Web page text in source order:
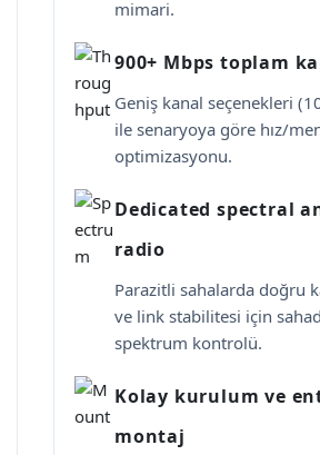
mimari.
900+ Mbps toplam
Geniş kanal seçenekleri
ile senaryoya göre hız/
optimizasyonu.
Dedicated spectral
radio
Parazitli sahalarda doğru
ve link stabilitesi için
spektrum kontrolü.
Kolay kurulum ve
montaj